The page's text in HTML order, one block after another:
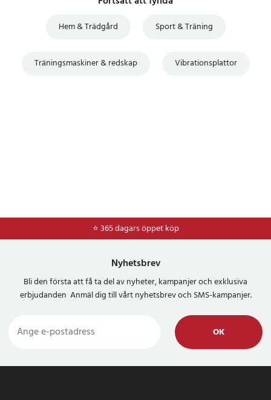
Hem & Trädgård Sport & Träning
Träningsmaskiner & redskap Vibrationsplattor
⭐ 365 dagars öppet köp
⭐Frakt 49kr *
Nyhetsbrev
Bli den första att få ta del av nyheter, kampanjer och exklusiva
erbjudanden Anmäl dig till vårt nyhetsbrev och SMS-kampanjer.
OK